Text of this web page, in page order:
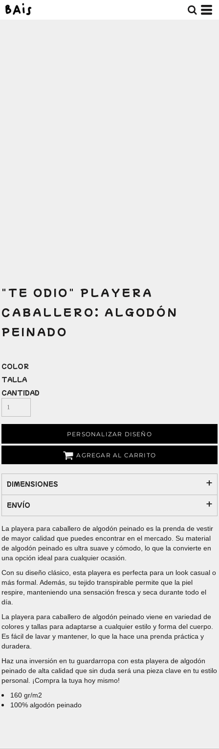
"TE ODIO" PLAYERA
CABALLERO: ALGODÓN
PEINADO
COLOR
TALLA
CANTIDAD
PERSONALIZAR DISEÑO
AGREGAR AL CARRITO
DIMENSIONES
ENVÍO
La playera para caballero de algodón peinado es la prenda de vestir
de mayor calidad que puedes encontrar en el mercado. Su material
de algodón peinado es ultra suave y cómodo, lo que la convierte en
una opción ideal para cualquier ocasión.
Con su diseño clásico, esta playera es perfecta para un look casual o
más formal. Además, su tejido transpirable permite que la piel
respire, manteniendo una sensación fresca y seca durante todo el
día.
La playera para caballero de algodón peinado viene en variedad de
colores y tallas para adaptarse a cualquier estilo y forma del cuerpo.
Es fácil de lavar y mantener, lo que la hace una prenda práctica y
duradera.
Haz una inversión en tu guardarropa con esta playera de algodón
peinado de alta calidad que sin duda será una pieza clave en tu estilo
personal. ¡Compra la tuya hoy mismo!
160 gr/m2
100% algodón peinado